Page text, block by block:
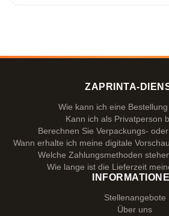
ZAPRINTA-
Wie kann ich eine
Kann ich als Privatperson
Berechnen Sie Verpackungs-
Wann erhalte ich meine digitale
Welche Zahlungsmethoden
Wie lange ist die Lieferzeit
Stellenangebote
Über uns